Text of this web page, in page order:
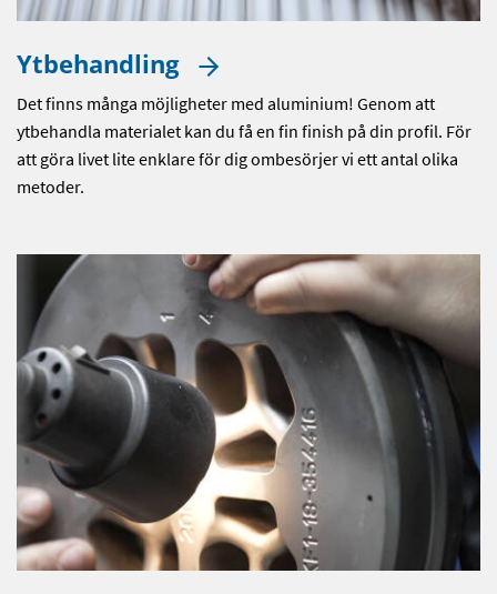
Ytbehandling
Det finns många möjligheter med aluminium! Genom att
ytbehandla materialet kan du få en fin finish på din profil. För
att göra livet lite enklare för dig ombesörjer vi ett antal olika
metoder.